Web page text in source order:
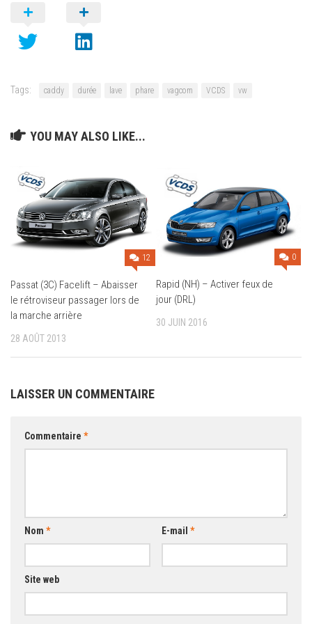
Tags: caddy durée lave phare vagcom VCDS vw
YOU MAY ALSO LIKE...
12
Passat (3C) Facelift – Abaisser
le rétroviseur passager lors de
la marche arrière
28 AOÛT 2013
0
Rapid (NH) – Activer feux de
jour (DRL)
30 JUIN 2016
LAISSER UN COMMENTAIRE
Commentaire *
Nom * E-mail *
Site web